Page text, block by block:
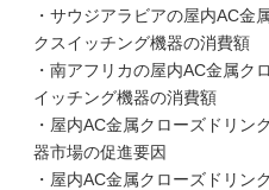
・サウジアラビアの屋内AC金
クスイッチング機器の消費額
・南アフリカの屋内AC金属ク
イッチング機器の消費額
・屋内AC金属クローズドリン
器市場の促進要因
・屋内AC金属クローズドリン